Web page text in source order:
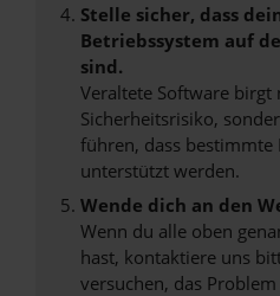
Stelle sicher, dass
Betriebssystem auf
sind.
Veraltete Software birgt
Sicherheitsrisiko,
führen, dass
unterstützt werden.
Wende dich an den
Wenn du alle oben
hast, kontaktiere uns
versuchen, das